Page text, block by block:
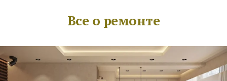
Все о ремонте